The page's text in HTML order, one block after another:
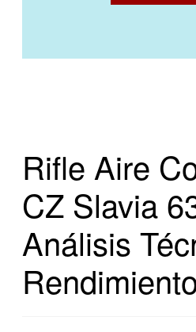
Rifle Aire
CZ Slavia
Análisis